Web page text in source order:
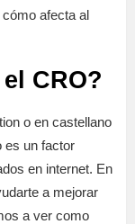
afecta al
CRO?
o en castellano
es un factor
en internet. En
a mejorar
a ver como